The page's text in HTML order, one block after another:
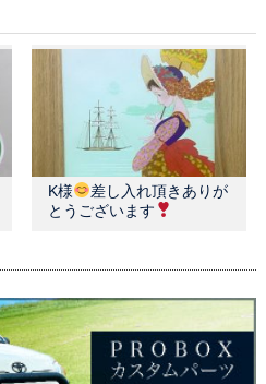
K様
差し入れ頂きありが
とうございます